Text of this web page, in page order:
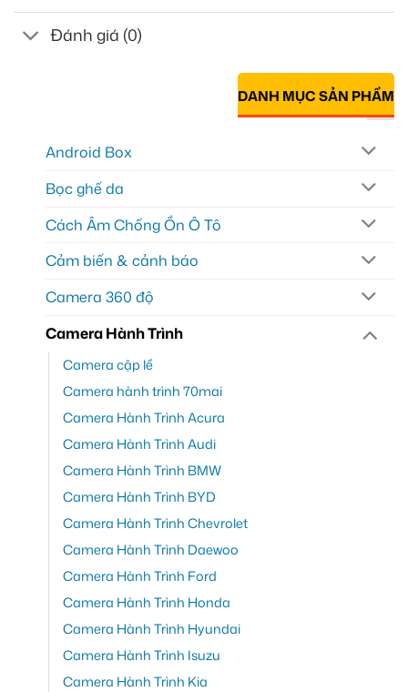
Đánh giá (0)
DANH MỤC SẢN PHẨM
Android Box
Bọc ghế da
Cách Âm Chống Ồn Ô Tô
Cảm biến & cảnh báo
Camera 360 độ
Camera Hành Trình
Camera cập lề
Camera hành trình 70mai
Camera Hành Trình Acura
Camera Hành Trình Audi
Camera Hành Trình BMW
Camera Hành Trình BYD
Camera Hành Trình Chevrolet
Camera Hành Trình Daewoo
Camera Hành Trình Ford
Camera Hành Trình Honda
Camera Hành Trình Hyundai
Camera Hành Trình Isuzu
Camera Hành Trình Kia